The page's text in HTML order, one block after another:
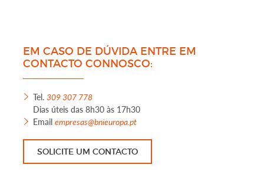
EM CASO DE DÚVIDA ENTRE EM
CONTACTO CONNOSCO:
Tel.309 307 778
Dias úteis das 8h30 às 17h30
Emailempresas@bnieuropa.pt
SOLICITE UM CONTACTO